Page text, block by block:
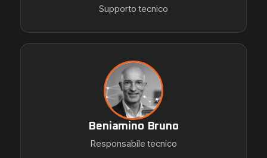
Supporto tecnico
Beniamino Bruno
Responsabile tecnico